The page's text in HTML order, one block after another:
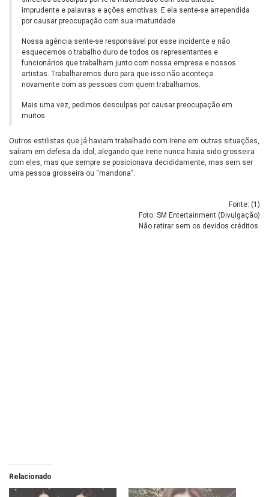
imprudente e palavras e ações emotivas. E ela sente-se arrependida
por causar preocupação com sua imaturidade.
Nossa agência sente-se responsável por esse incidente e não
esquecemos o trabalho duro de todos os representantes e
funcionários que trabalham junto com nossa empresa e nossos
artistas. Trabalharemos duro para que isso não aconteça
novamente com as pessoas com quem trabalhamos.
Mais uma vez, pedimos desculpas por causar preocupação em
muitos.
Outros estilistas que já haviam trabalhado com Irene em outras situações,
saíram em defesa da idol, alegando que Irene nunca havia sido grosseira
com eles, mas que sempre se posicionava decididamente, mas sem ser
uma pessoa grosseira ou “mandona”.
Fonte: (1 )
Foto: SM Entertainment (Divulgação)
Não retirar sem os devidos créditos.
Relacionado